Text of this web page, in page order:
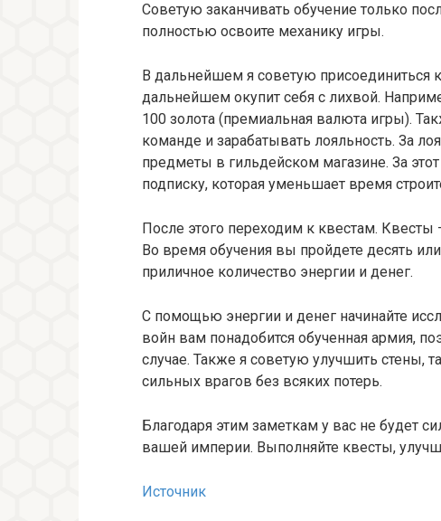
Советую заканчивать обучение только
полностью освоите механику игры.
В дальнейшем я советую присоединиться
дальнейшем окупит себя с лихвой.
100 золота (премиальная валюта игры).
команде и зарабатывать лояльность. За
предметы в гильдейском магазине. За
подписку, которая уменьшает время
После этого переходим к квестам. Квесты
Во время обучения вы пройдете десять
приличное количество энергии и денег.
С помощью энергии и денег начинайте
войн вам понадобится обученная армия,
случае. Также я советую улучшить стены,
сильных врагов без всяких потерь.
Благодаря этим заметкам у вас не будет
вашей империи. Выполняйте квесты,
Источник